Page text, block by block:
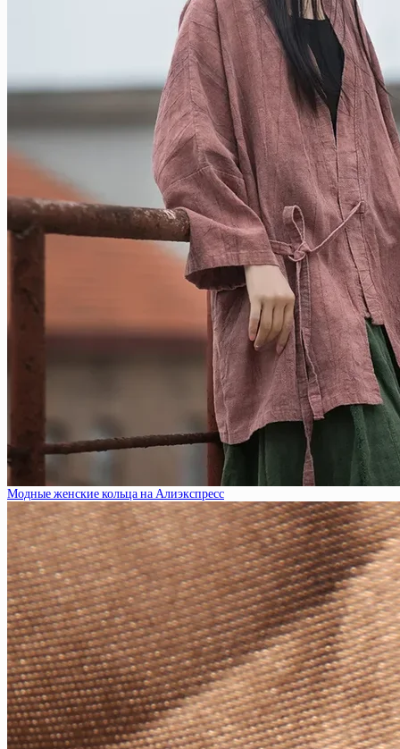
Модные женские кольца на Алиэкспресс